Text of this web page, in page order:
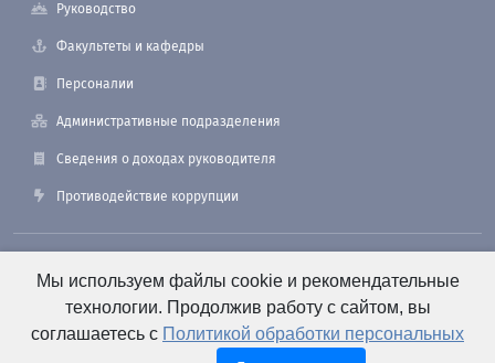
Руководство
Факультеты и кафедры
Персоналии
Административные подразделения
Сведения о доходах руководителя
Противодействие коррупции
190121, Санкт-Петербург, ул. Лоцманская, 3
+7 (812) 495-26-48 Оперативный дежурный
Мы используем файлы cookie и рекомендательные
технологии. Продолжив работу с сайтом, вы
соглашаетесь с Политикой обработки персональных